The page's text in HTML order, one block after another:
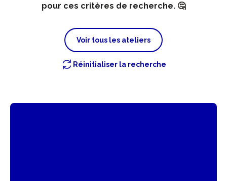
pour ces critères de recherche. 🤔
Voir tous les ateliers
Réinitialiser la recherche